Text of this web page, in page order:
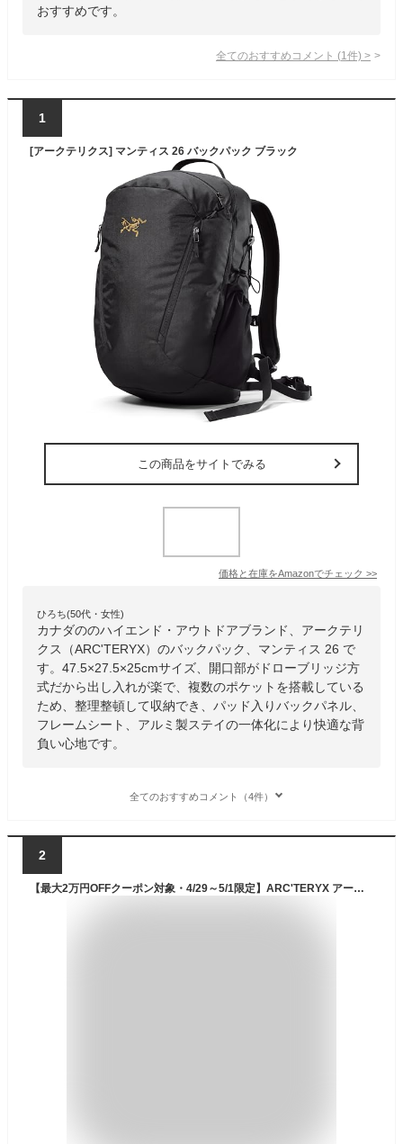
おすすめです。
全てのおすすめコメント (1 件) >
1
[アークテリクス] マンティス 26 バックパック ブラック
この商品をサイトでみる
価格と在庫をAmazonでチェック >>
ひろち(50代・女性)
カナダののハイエンド・アウトドアブランド、アークテリ
クス（ARC'TERYX）のバックパック、マンティス 26 で
す。47.5×27.5×25cmサイズ、開口部がドローブリッジ方
式だから出し入れが楽で、複数のポケットを搭載している
ため、整理整頓して収納でき、パッド入りバックパネル、
フレームシート、アルミ製ステイの一体化により快適な背
負い心地です。
全てのおすすめコメント（4件）
2
【最大2万円OFFクーポン対象・4/29～5/1限定】ARC'TERYX アークテリクス Mantis 26 Backpack マンティス 26 X000009825 メンズ レディース バックパック リュック デイパック バッグ 鞄 Black